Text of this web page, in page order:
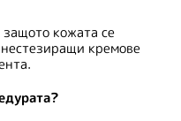
кожата се
кремове